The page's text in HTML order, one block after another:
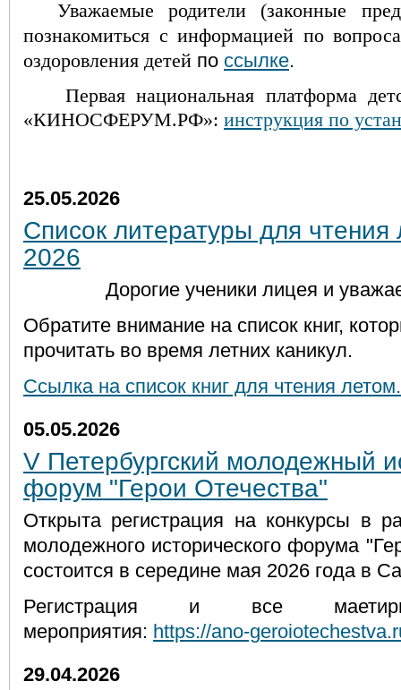
Уважаемые родители (законные
познакомиться с информацией по
оздоровления детей по ссылке.
Первая национальная платформа
«КИНОСФЕРУМ.РФ»: инструкция по
25.05.2026
Список литературы для
2026
Дорогие ученики лицея и
Обратите внимание на список книг,
прочитать во время летних каникул.
Ссылка на список книг для чтения летом.
05.05.2026
V Петербургский молодежный
форум "Герои Отечества"
Открыта регистрация на конкурсы в
молодежного исторического форума
состоится в середине мая 2026 года в
Регистрация и все
мероприятия: https://ano-
29.04.2026